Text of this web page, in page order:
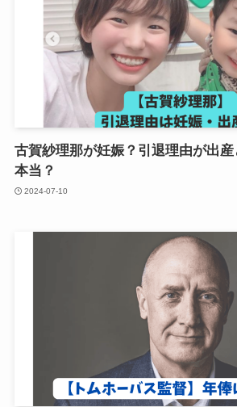
古賀紗理那が妊娠？引退理由が出産
本当？
2024-07-10